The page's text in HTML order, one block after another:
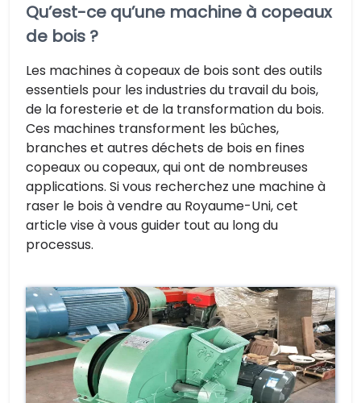
Qu’est-ce qu’une machine à copeaux
de bois ?
Les machines à copeaux de bois sont des outils
essentiels pour les industries du travail du bois,
de la foresterie et de la transformation du bois.
Ces machines transforment les bûches,
branches et autres déchets de bois en fines
copeaux ou copeaux, qui ont de nombreuses
applications. Si vous recherchez une machine à
raser le bois à vendre au Royaume-Uni, cet
article vise à vous guider tout au long du
processus.